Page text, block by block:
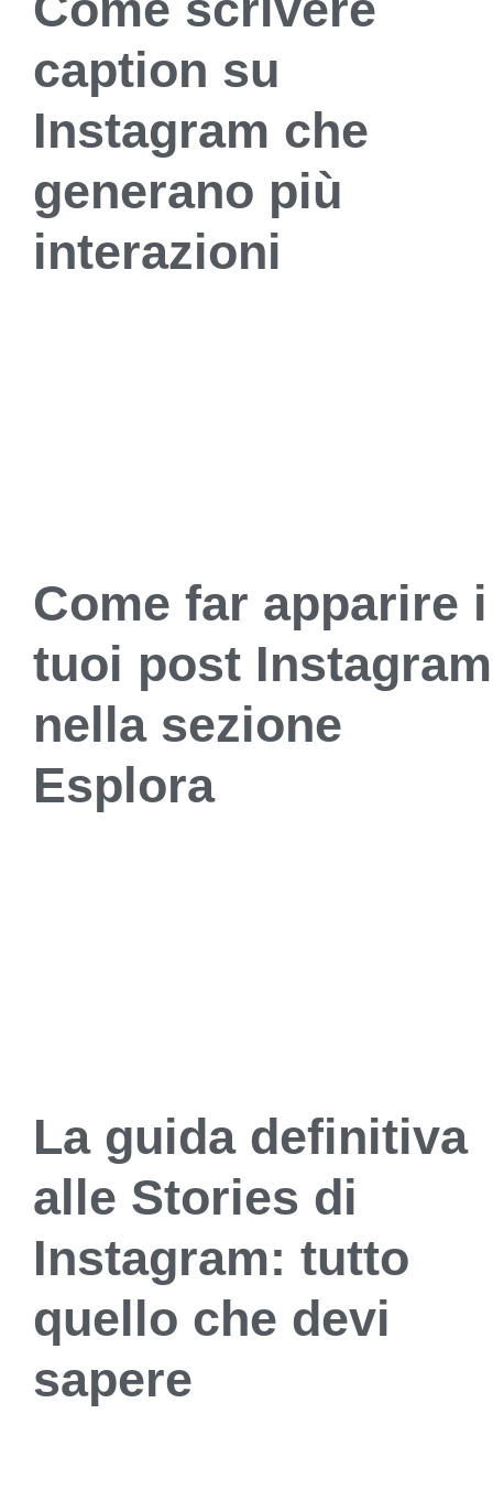
caption su
Instagram che
generano più
interazioni
Come far apparire i
tuoi post Instagram
nella sezione
Esplora
La guida definitiva
alle Stories di
Instagram: tutto
quello che devi
sapere